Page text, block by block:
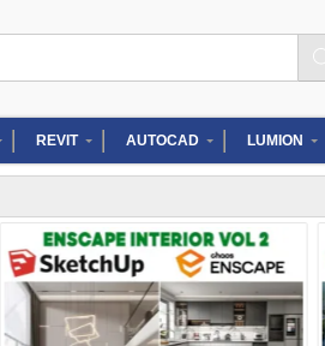
REVIT AUTOCAD LUMION